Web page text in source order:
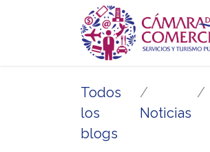
Todos
los
blogs
Noticias